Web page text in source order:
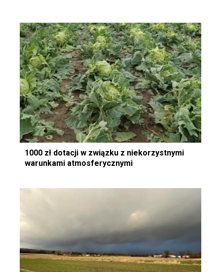
1000 zł dotacji w związku z niekorzystnymi
warunkami atmosferycznymi